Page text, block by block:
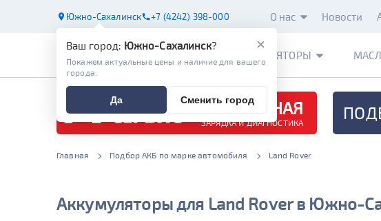
Южно-Сахалинск +7 (4242) 398-000 О нас Новости
АККУМУЛЯТОРЫ
БЕСПЛАТНАЯ
ЗАРЯДКА И ДИАГНОСТИКА
Главная Подбор АКБ по марке автомобиля Land Rover
Аккумуляторы для Land Rover в Южно-
×
Ваш город: Южно-Сахалинск?
Покажем актуальные цены и наличие для вашего
города.
Да Сменить город